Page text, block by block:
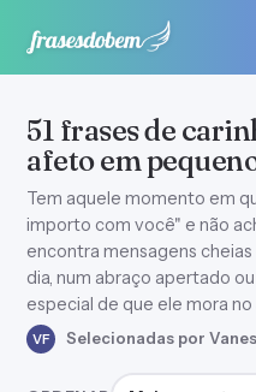
51 frases de
afeto em
Tem aquele momento em
importo com você" e não
encontra mensagens
dia, num abraço apertado
especial de que ele mora no
VF Selecionadas por
Ordenar frases